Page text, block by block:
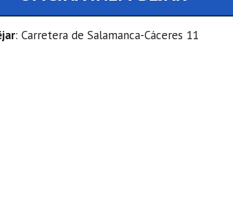
: Carretera de Salamanca-Cáceres 11